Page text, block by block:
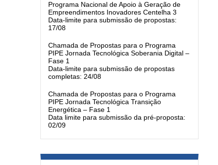
Programa Nacional de Apoio à Geração de
Empreendimentos Inovadores Centelha 3
Data-limite para submissão de propostas:
17/08
Chamada de Propostas para o Programa
PIPE Jornada Tecnológica Soberania Digital –
Fase 1
Data-limite para submissão de propostas
completas: 24/08
Chamada de Propostas para o Programa
PIPE Jornada Tecnológica Transição
Energética – Fase 1
Data limite para submissão da pré-proposta:
02/09